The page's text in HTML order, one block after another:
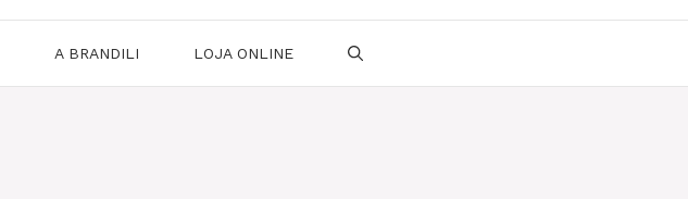
A BRANDILI LOJA ONLINE